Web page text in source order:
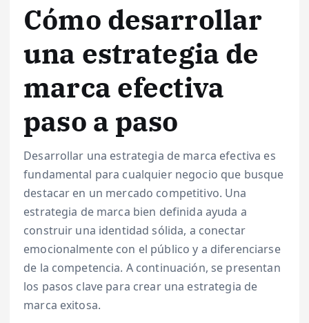
Cómo desarrollar
una estrategia de
marca efectiva
paso a paso
Desarrollar una estrategia de marca efectiva es
fundamental para cualquier negocio que busque
destacar en un mercado competitivo. Una
estrategia de marca bien definida ayuda a
construir una identidad sólida, a conectar
emocionalmente con el público y a diferenciarse
de la competencia. A continuación, se presentan
los pasos clave para crear una estrategia de
marca exitosa.